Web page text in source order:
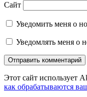
Сайт
Уведомить меня о
Уведомлять меня о
Этот сайт использует
как обрабатываются